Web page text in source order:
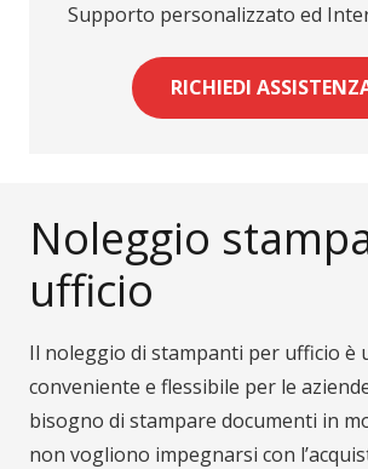
Supporto personalizzato ed
RICHIEDI
Noleggio
ufficio
Il noleggio di stampanti per ufficio è
conveniente e flessibile per le
bisogno di stampare documenti in
non vogliono impegnarsi con